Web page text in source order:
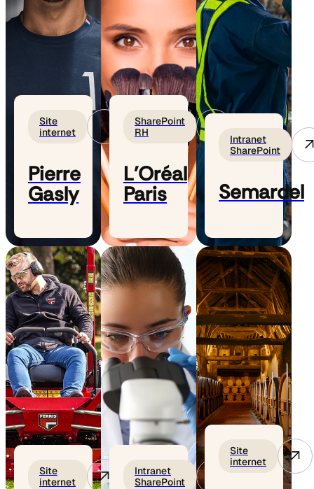
Site
internet
Pierre
Gasly
SharePoint
RH
L'Oréal
Paris
Intranet
SharePoint
Semardel
Site
internet
Intranet
SharePoint
Site
internet